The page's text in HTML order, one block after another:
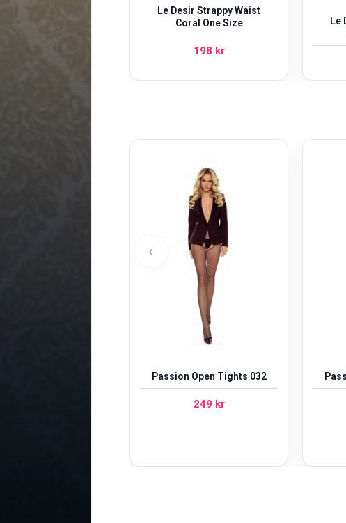
Le Desir Strappy Waist
Coral One Size
198 kr
Le
‹
Passion Open Tights 032
249 kr